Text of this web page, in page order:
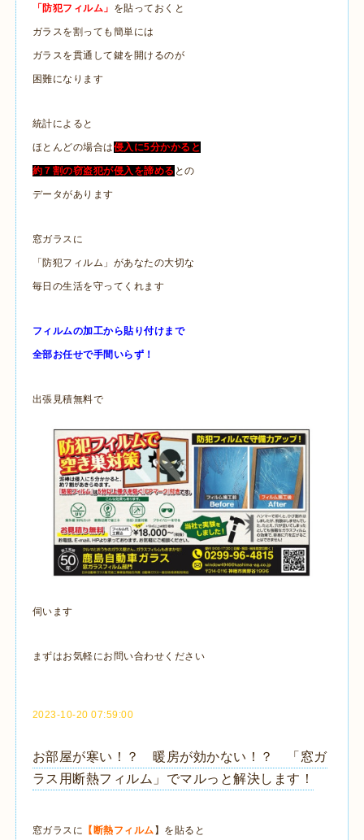
「防犯フィルム」 を貼っておくと
ガラスを割っても簡単には
ガラスを貫通して鍵を開けるのが
困難になります
統計によると
ほとんどの場合は侵入に5分かかると
約７割の窃盗犯が侵入を諦める との
データがあります
窓ガラスに
「防犯フィルム」があなたの大切な
毎日の生活を守ってくれます
フィルムの加工から貼り付けまで
全部お任せで手間いらず！
出張見積無料で
伺います
まずはお気軽にお問い合わせください
2023-10-20 07:59:00
お部屋が寒い！？ 暖房が効かない！？ 「窓ガ
ラス用断熱フィルム」でマルっと解決します！
窓ガラスに 【断熱フィルム 】を貼ると